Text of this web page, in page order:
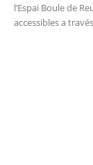
l’Espai Boule de
accessibles a